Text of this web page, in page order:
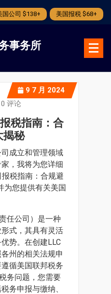
国公司 $138+ 美国报税 $68+
事务所
9 7 月 2024
0 评论
税指南：合
揭秘
成立和管理领域
，我将为您详细
报税指南：合规避
为您提供有关美国
任公司）是一种
式，其具有灵活
势。在创建LLC
州的相关法规申
循美国联邦税务
务问题，您需要
务申报与缴纳、